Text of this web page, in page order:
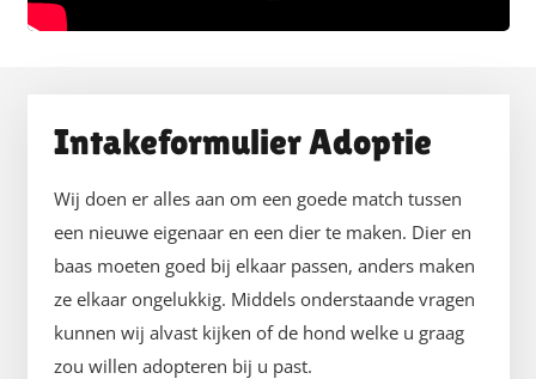
Intakeformulier Adoptie
Wij doen er alles aan om een goede match tussen
een nieuwe eigenaar en een dier te maken. Dier en
baas moeten goed bij elkaar passen, anders maken
ze elkaar ongelukkig. Middels onderstaande vragen
kunnen wij alvast kijken of de hond welke u graag
zou willen adopteren bij u past.